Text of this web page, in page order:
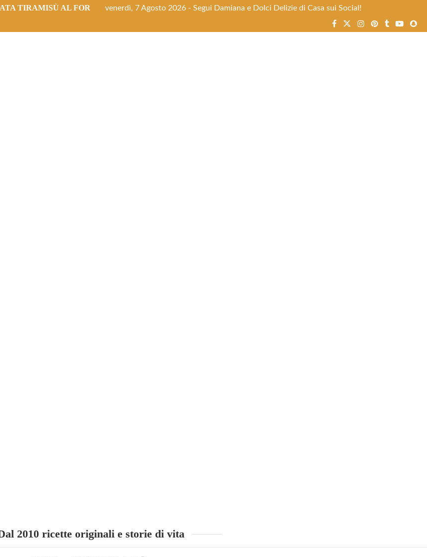
TIRAMISÙ AL FORNO venerdì, 7 Agosto 2026 - Segui Damiana e Dolci Delizie di Casa sui Social!
2010 ricette originali e storie di vita